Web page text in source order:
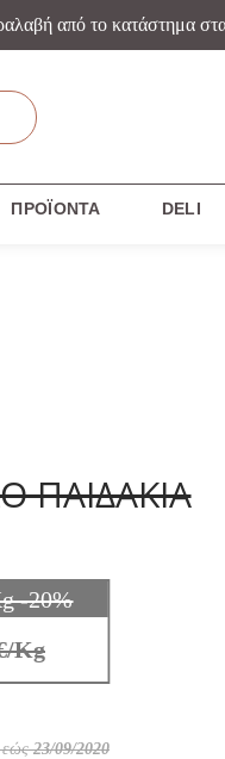
από το κατάστημα
ΠΡΟΪΌΝΤΑ DELI
ΠΑΙΔΑΚΙΑ
-20%
Kg
23/09/2020